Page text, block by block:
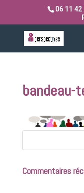
06 11 42
bandeau-
Commentaires